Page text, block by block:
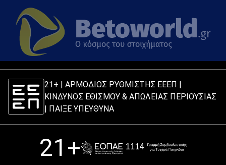
21+ | ΑΡΜΟΔΙΟΣ ΡΥΘΜΙΣΤΗΣ ΕΕΕΠ |
ΚΙΝΔΥΝΟΣ ΕΘΙΣΜΟΥ & ΑΠΩΛΕΙΑΣ ΠΕΡΙΟΥΣΙΑΣ
ΠΑΙΞΕ ΥΠΕΥΘΥΝΑ
21+